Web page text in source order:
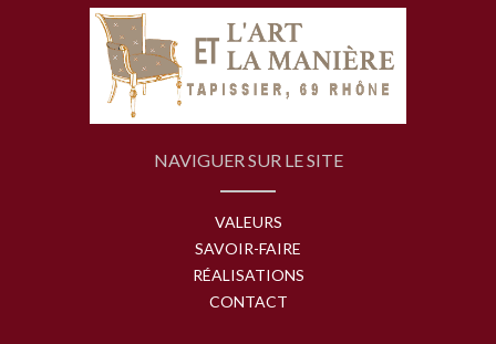
NAVIGUER SUR LE SITE
VALEURS
SAVOIR-FAIRE
RÉALISATIONS
CONTACT